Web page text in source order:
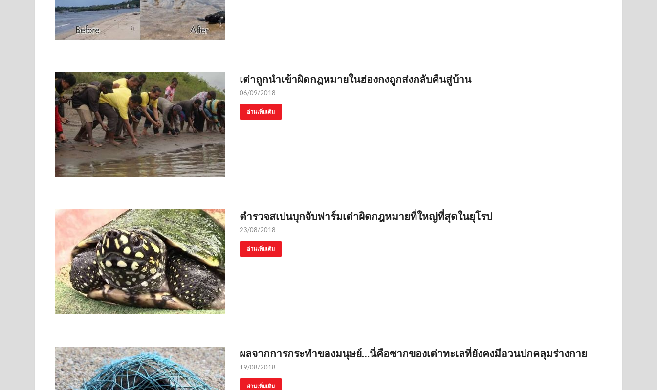
เต่าถูกนำเข้าผิดกฎหมายในฮ่องกงถูกส่งกลับคืนสู่บ้าน
06/09/2018
อ่านเพิ่มเติม
ตำรวจสเปนบุกจับฟาร์มเต่าผิดกฎหมายที่ใหญ่ที่สุดในยุโรป
23/08/2018
อ่านเพิ่มเติม
ผลจากการกระทำของมนุษย์…นี่คือซากของเต่าทะเลที่ยังคงมีอวนปกคลุมร่างกาย
19/08/2018
อ่านเพิ่มเติม